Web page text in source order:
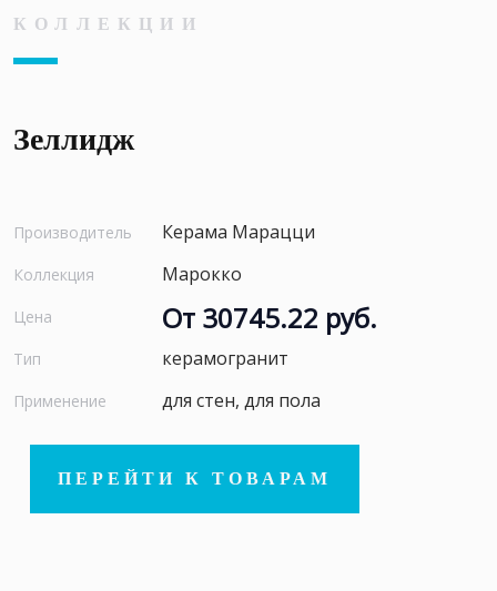
КОЛЛЕКЦИИ
Зеллидж
Производитель Керама Марацци
Коллекция Марокко
Цена От 30745.22 руб.
Тип керамогранит
Применение для стен, для пола
ПЕРЕЙТИ К ТОВАРАМ